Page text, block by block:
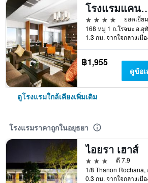
โรงแรมแ
4 ดาว
ยอดเยี่ย
1.3 กม. จากใจกลางเมือ
฿1,955
ดูข้อ
ดูโรงแรมใกล้เคียงเพิ่มเติม
โรงแรมราคาถูกในอยุธยา
ไอยรา เฮาส์
3 ดาว
ดี 7.9
0.3 กม. จากใจกลางเมือ